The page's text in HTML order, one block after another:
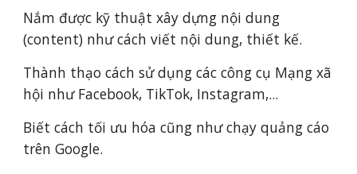
Nắm được kỹ thuật xây dựng nội dung
(content) như cách viết nội dung, thiết kế.
Thành thạo cách sử dụng các công cụ Mạng xã
hội như Facebook, TikTok, Instagram,...
Biết cách tối ưu hóa cũng như chạy quảng cáo
trên Google.